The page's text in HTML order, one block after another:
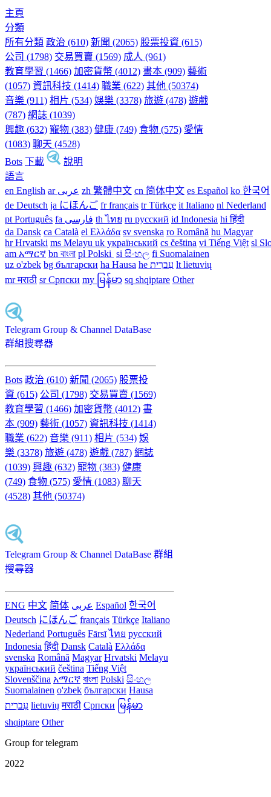
主頁
分類
所有分類 政治 (610) 新聞 (2065) 股票投資 (615)
公司 (1798) 交易買賣 (1569) 成人 (961)
教育學習 (1466) 加密貨幣 (4012) 書本 (909) 藝術
(1057) 資訊科技 (1414) 職業 (622) 其他 (50374)
音樂 (911) 相片 (534) 娛樂 (3378) 旅遊 (478) 遊戲
(787) 網誌 (1039)
興趣 (632) 寵物 (383) 健康 (749) 食物 (575) 愛情
(1083) 聊天 (4528)
Bots 下載
說明
語言
en English
ar عربى zh 繁體中文 cn 简体中文 es Español ko 한국어
de Deutsch ja にほんご fr français tr Türkçe it Italiano nl Nederland
pt Português
th ไทย ru русский id Indonesia hi हिंदी
da Dansk‎ ca Català el Ελλάδα sv svenska ro Română hu Magyar
hr Hrvatski ms Melayu uk український‎ cs čeština‎ vi Tiếng Việt sl
am አማርኛ bn বাংলা pl Polski ‎ si සිංහල fi Suomalainen
uz o'zbek bg български ha Hausa‎ he עִברִית lt lietuvių
mr मराठी sr Српски my မြန်မာ sq shqiptare Other
Telegram Group & Channel DataBase
群組搜尋器
Bots 政治 (610) 新聞 (2065) 股票投
資 (615) 公司 (1798) 交易買賣 (1569)
教育學習 (1466) 加密貨幣 (4012) 書
本 (909) 藝術 (1057) 資訊科技 (1414)
職業 (622) 音樂 (911) 相片 (534) 娛
樂 (3378) 旅遊 (478) 遊戲 (787) 網誌
(1039) 興趣 (632) 寵物 (383) 健康
(749) 食物 (575) 愛情 (1083) 聊天
(4528) 其他 (50374)
Telegram Group & Channel DataBase 群組
搜尋器
ENG 中文 简体 عربى Español 한국어
Deutsch にほんご français Türkçe Italiano
Nederland Português Fārsī‎ ไทย русский
Indonesia हिंदी Dansk‎ Català Ελλάδα
svenska Română Magyar Hrvatski Melayu
український čeština Tiếng Việt
Slovenščina አማርኛ বাংলা Polski සිංහල
Suomalainen o'zbek български Hausa
עִברִית lietuvių मराठी Српски မြန်မာ
shqiptare Other
Group for telegram
2022